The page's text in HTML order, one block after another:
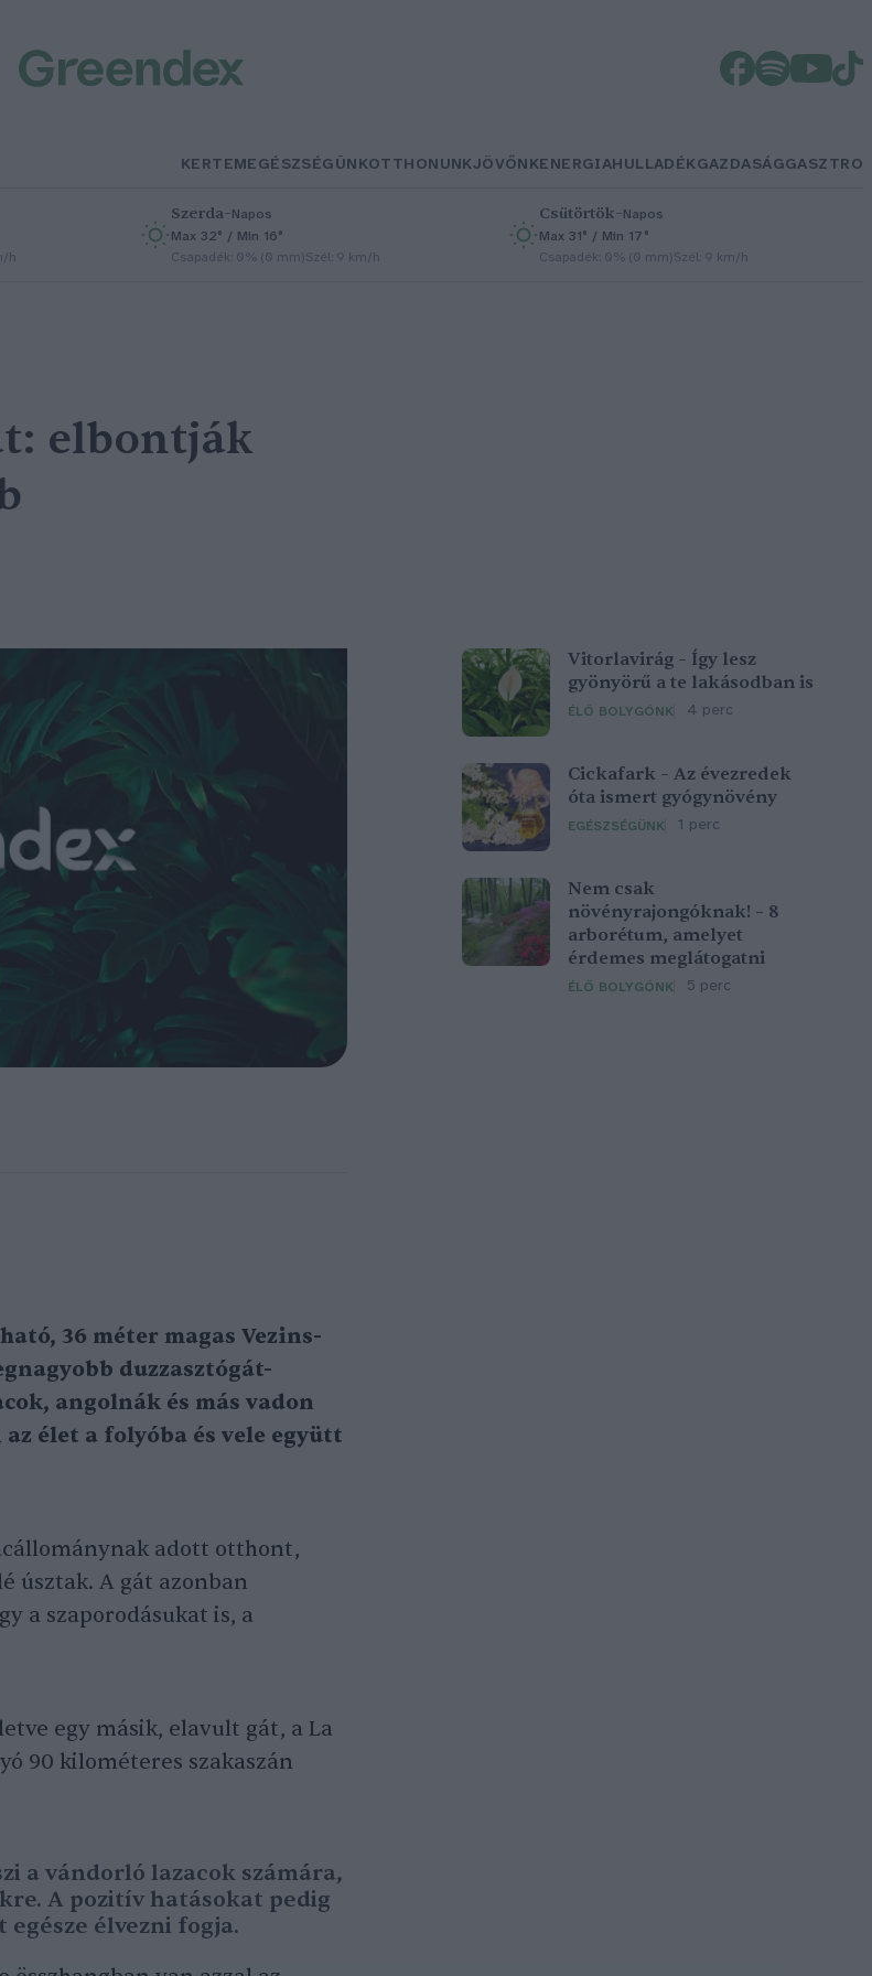
KERTEMEGÉSZSÉGÜNKOTTHONUNKJÖVŐNKENERGIAHULLADÉKGAZDASÁGGASZTRO
h
Szerda–Napos
Max 32° / Min 16°
Csapadék: 0% (0 mm)Szél: 9 km/h
Csütörtök–Napos
Max 31° / Min 17°
Csapadék: 0% (0 mm)Szél: 9 km/h
Vitorlavirág – Így lesz
gyönyörű a te lakásodban is
ÉLŐ BOLYGÓNK 4 perc
Cickafark – Az évezredek
óta ismert gyógynövény
EGÉSZSÉGÜNK 1 perc
Nem csak
növényrajongóknak! – 8
arborétum, amelyet
érdemes meglátogatni
ÉLŐ BOLYGÓNK 5 perc
elbontják
36 méter magas Vezins-
duzzasztógát-
angolnák és más vadon
élet a folyóba és vele együtt
adott otthont,
úsztak. A gát azonban
a szaporodásukat is, a
egy másik, elavult gát, a La
90 kilométeres szakaszán
a vándorló lazacok számára,
A pozitív hatásokat pedig
élvezni fogja.